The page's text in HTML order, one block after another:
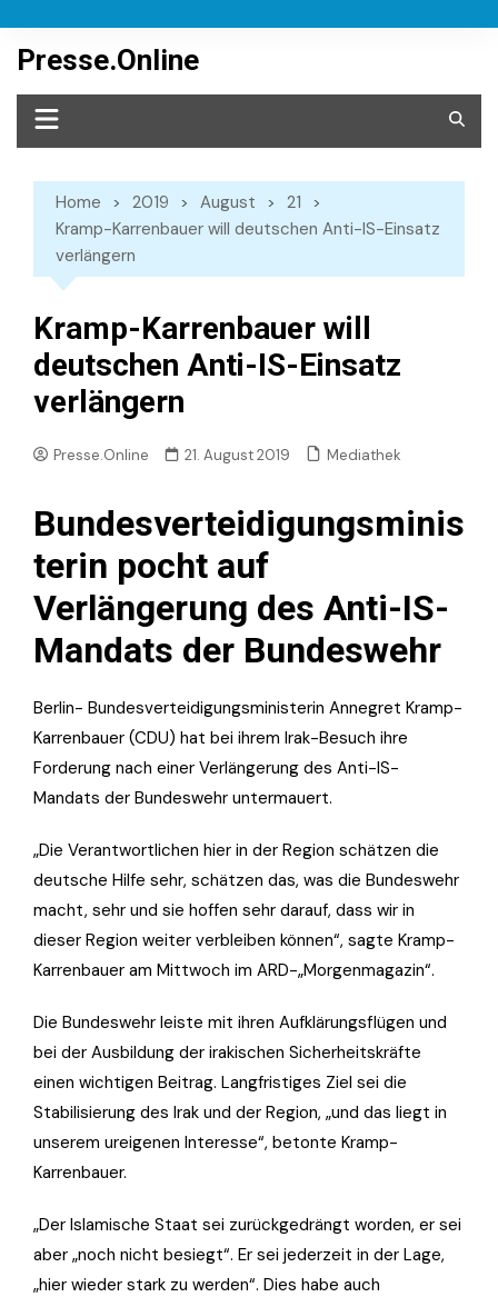
content
Presse.Online
Home 2019 August
21
Kramp-Karrenbauer will deutschen Anti-IS-Einsatz
verlängern
Kramp-Karrenbauer will
deutschen Anti-IS-Einsatz
verlängern
Presse.Online 21. August 2019 Mediathek
Bundesverteidigungsminis
terin pocht auf
Verlängerung des Anti-IS-
Mandats der Bundeswehr
Berlin- Bundesverteidigungsministerin Annegret Kramp-
Karrenbauer (CDU) hat bei ihrem Irak-Besuch ihre
Forderung nach einer Verlängerung des Anti-IS-
Mandats der Bundeswehr untermauert.
„Die Verantwortlichen hier in der Region schätzen die
deutsche Hilfe sehr, schätzen das, was die Bundeswehr
macht, sehr und sie hoffen sehr darauf, dass wir in
dieser Region weiter verbleiben können“, sagte Kramp-
Karrenbauer am Mittwoch im ARD-„Morgenmagazin“.
Die Bundeswehr leiste mit ihren Aufklärungsflügen und
bei der Ausbildung der irakischen Sicherheitskräfte
einen wichtigen Beitrag. Langfristiges Ziel sei die
Stabilisierung des Irak und der Region, „und das liegt in
unserem ureigenen Interesse“, betonte Kramp-
Karrenbauer.
„Der Islamische Staat sei zurückgedrängt worden, er sei
aber „noch nicht besiegt“. Er sei jederzeit in der Lage,
„hier wieder stark zu werden“. Dies habe auch